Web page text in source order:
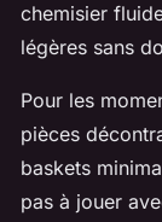
chemisier
légères sans
Pour les
pièces
baskets
pas à jouer